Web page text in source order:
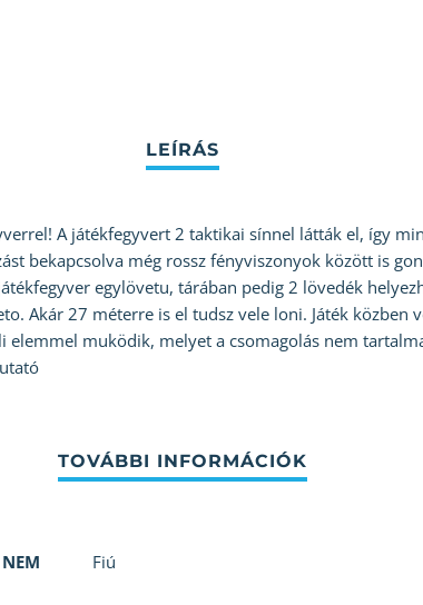
A játékfegyvert 2 taktikai sínnel látták el, így
bekapcsolva még rossz fényviszonyok között is
egylövetu, tárában pedig 2 lövedék
Akár 27 méterre is el tudsz vele loni. Játék közben
elemmel muködik, melyet a csomagolás nem
NEM Fiú